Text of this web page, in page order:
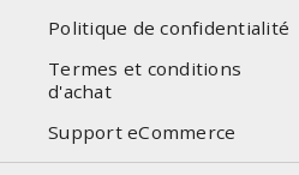
Politique de confidentialité
Termes et conditions
d'achat
Support eCommerce